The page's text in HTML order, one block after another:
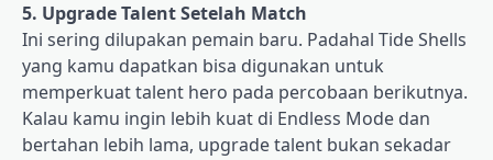
5. Upgrade Talent Setelah Match
Ini sering dilupakan pemain baru. Padahal Tide Shells
yang kamu dapatkan bisa digunakan untuk
memperkuat talent hero pada percobaan berikutnya.
Kalau kamu ingin lebih kuat di Endless Mode dan
bertahan lebih lama, upgrade talent bukan sekadar